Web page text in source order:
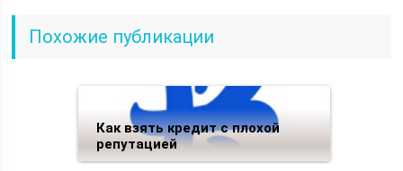
Похожие публикации
Как взять кредит с плохой
репутацией